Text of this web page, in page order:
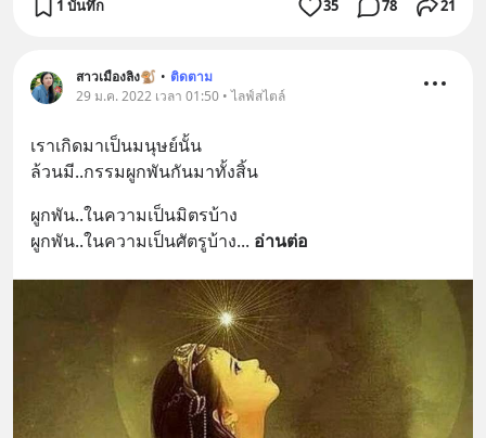
1 บันทึก 35 78 21
สาวเมืองลิง🐒 • ติดตาม
29 ม.ค. 2022 เวลา 01:50 • ไลฟ์สไตล์
เราเกิดมาเป็นมนุษย์นั้น
ล้วนมี..กรรมผูกพันกันมาทั้งสิ้น
ผูกพัน..ในความเป็นมิตรบ้าง
ผูกพัน..ในความเป็นศัตรูบ้าง... อ่านต่อ